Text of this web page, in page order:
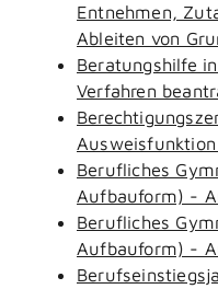
Entnehmen,
Ableiten von
Beratungshilfe
Verfahren
Berufliches
Aufbauform) -
Berufliches
Aufbauform) -